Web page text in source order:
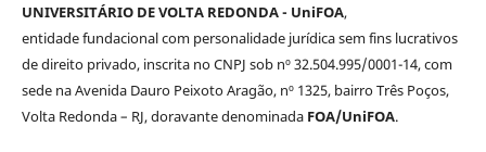
UNIVERSITÁRIO DE VOLTA REDONDA - UniFOA,
entidade fundacional com personalidade jurídica sem fins lucrativos
de direito privado, inscrita no CNPJ sob nº 32.504.995/0001-14, com
sede na Avenida Dauro Peixoto Aragão, nº 1325, bairro Três Poços,
Volta Redonda – RJ, doravante denominada FOA/UniFOA.